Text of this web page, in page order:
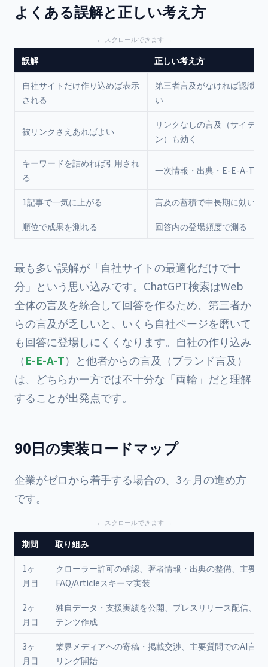
よくある誤解と正しい考え方
誤解 正しい考え方
自社サイトだけ作り込めば表示
される
第三者言及がなければ認識さ
い
被リンクさえあればよい
リンクなしの言及（サイテー
ン）も効く
キーワードを詰めれば引用され
る
一次情報・出典・E-E-A-Tが
1記事で一気に上がる 言及の蓄積で中長期に効いて
順位で成果を測れる 回答内の登場頻度で測る
最も多い誤解が「自社サイトの最適化だけで十
分」という思い込みです。ChatGPT検索はWeb
全体の言及を統合して回答を作るため、第三者か
らの言及が乏しいと、いくら自社ページを磨いて
も回答に登場しにくくなります。自社の作り込み
（E-E-A-T）と他者からの言及（ブランド言及）
は、どちらか一方では不十分な「両輪」だと理解
することが出発点です。
90日の実装ロードマップ
企業がゼロから着手する場合の、3ヶ月の進め方
です。
期間 取り組み
1ヶ
月目
クローラー許可の確認、著者情報・出典の整備、主要記
FAQ/Articleスキーマ実装
2ヶ
月目
独自データ・支援実績を公開、プレスリリース配信、事
テンツ作成
3ヶ
月目
業界メディアへの寄稿・掲載交渉、主要質問でのAI言及
リング開始